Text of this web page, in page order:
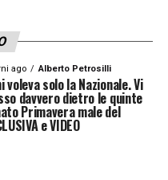
ago Alberto Petrosilli
solo la Nazionale. Vi
davvero dietro le quinte
Primavera male del
e VIDEO